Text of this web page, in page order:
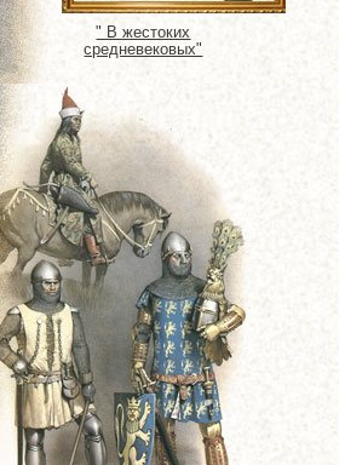
" В жестоких
средневековых"